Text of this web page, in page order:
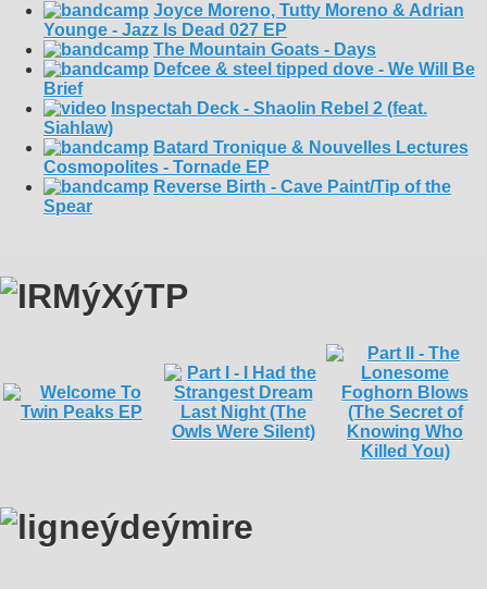
Joyce Moreno, Tutty Moreno & Adrian
Younge - Jazz Is Dead 027 EP
The Mountain Goats - Days
Defcee & steel tipped dove - We Will Be
Brief
Inspectah Deck - Shaolin Rebel 2 (feat.
Siahlaw)
Batard Tronique & Nouvelles Lectures
Cosmopolites - Tornade EP
Reverse Birth - Cave Paint/Tip of the
Spear